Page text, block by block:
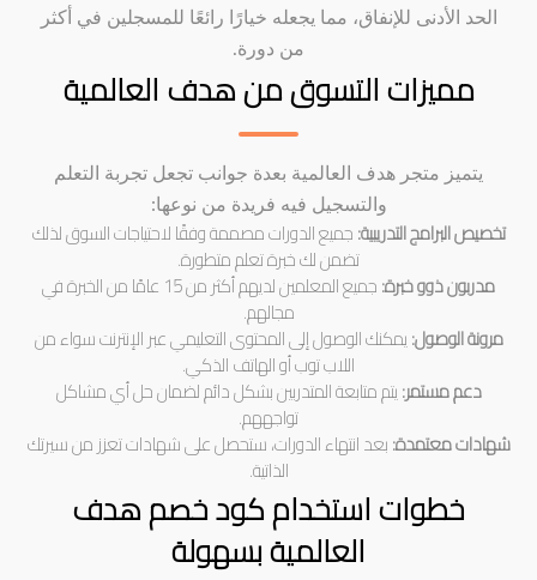
الحد الأدنى للإنفاق، مما يجعله خيارًا رائعًا للمسجلين في أكثر
من دورة.
مميزات التسوق من هدف العالمية
يتميز متجر هدف العالمية بعدة جوانب تجعل تجربة التعلم
والتسجيل فيه فريدة من نوعها:
تخصيص البرامج التدريبية:جميع الدورات مصممة وفقًا لاحتياجات السوق لذلك
تضمن لك خبرة تعلم متطورة.
مدربون ذوو خبرة: جميع المعلمين لديهم أكثر من 15 عامًا من الخبرة في
مجالهم.
مرونة الوصول:يمكنك الوصول إلى المحتوى التعليمي عبر الإنترنت سواء من
اللاب توب أو الهاتف الذكي.
دعم مستمر:يتم متابعة المتدربين بشكل دائم لضمان حل أي مشاكل
تواجههم.
شهادات معتمدة:بعد انتهاء الدورات، ستحصل على شهادات تعزز من سيرتك
الذاتية.
خطوات استخدام كود خصم هدف
العالمية بسهولة